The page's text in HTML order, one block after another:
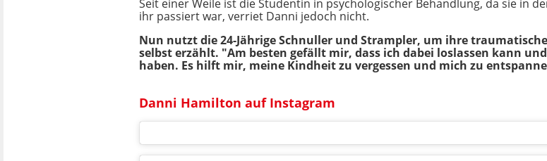
Seit einer Weile ist die Studentin in psychologischer Behandlung, da sie in
ihr passiert war, verriet Danni jedoch nicht.
Nun nutzt die 24-Jährige Schnuller und Strampler, um ihre
selbst erzählt. "Am besten gefällt mir, dass ich dabei loslassen kann
haben. Es hilft mir, meine Kindheit zu vergessen und mich zu
Danni Hamilton auf Instagram